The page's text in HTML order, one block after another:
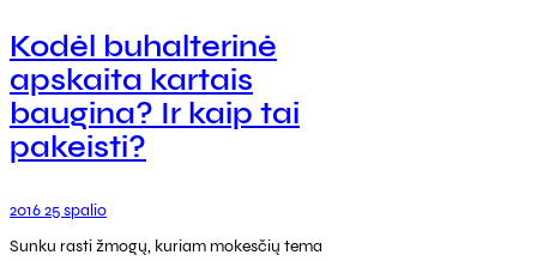
Kodėl buhalterinė
apskaita kartais
baugina? Ir kaip tai
pakeisti?
2016 25 spalio
Sunku rasti žmogų, kuriam mokesčių tema